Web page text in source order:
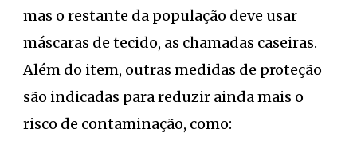
mas o restante da população deve usar
máscaras de tecido, as chamadas caseiras.
Além do item, outras medidas de proteção
são indicadas para reduzir ainda mais o
risco de contaminação, como: